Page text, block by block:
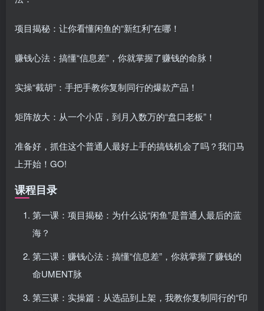
项目揭秘：让你看懂闲鱼的“新红利”在哪！
赚钱心法：搞懂“信息差”，你就掌握了赚钱的命脉！
实操“截胡”：手把手教你复制同行的爆款产品！
矩阵放大：从一个小店，到月入数万的“盘口老板”！
准备好，抓住这个普通人最好上手的搞钱机会了吗？我们马
上开始！GO!
课程目录
第一课：项目揭秘：为什么说“闲鱼”是普通人最后的蓝
海？
第二课：赚钱心法：搞懂“信息差”，你就掌握了赚钱的
命UMENT脉
第三课：实操篇：从选品到上架，我教你复制同行的“印